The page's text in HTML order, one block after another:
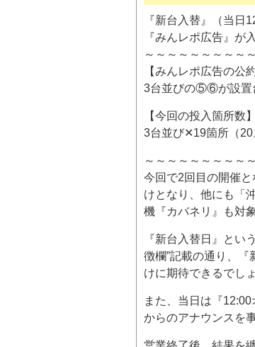
『新台入替』（当日
『みんレポ広告』が
～～～～～～～～～
【みんレポ広告の公約
3台並びの⑤⑥が設置
【今回の投入箇所数】
3台並び✕19箇所（20
～～～～～～～～～
今回で2回目の開催
けとなり、他にも「
機『カバネリ』も対
『新台入替日』とい
徴欄”記載の通り、『
けに期待できるでしょ
また、当日は『
からのアナウンスを